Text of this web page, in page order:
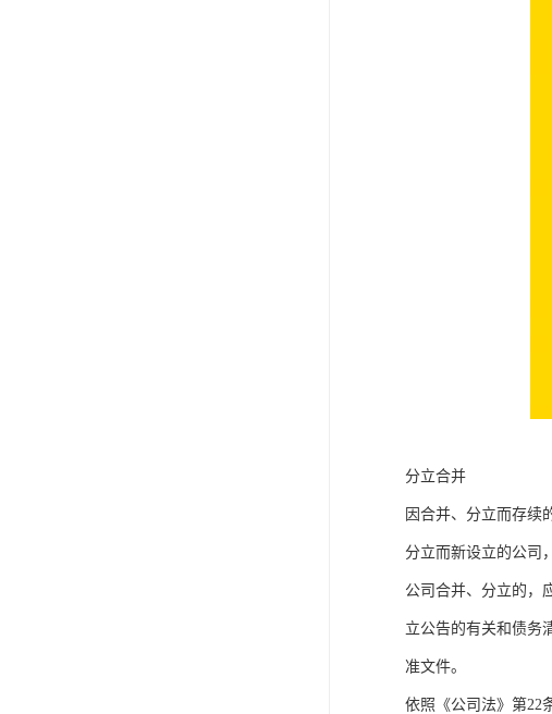
分立合并
因合并、分立而存续
分立而新设立的公司
公司合并、分立的，
立公告的有关和债务
准文件。
依照《公司法》第22